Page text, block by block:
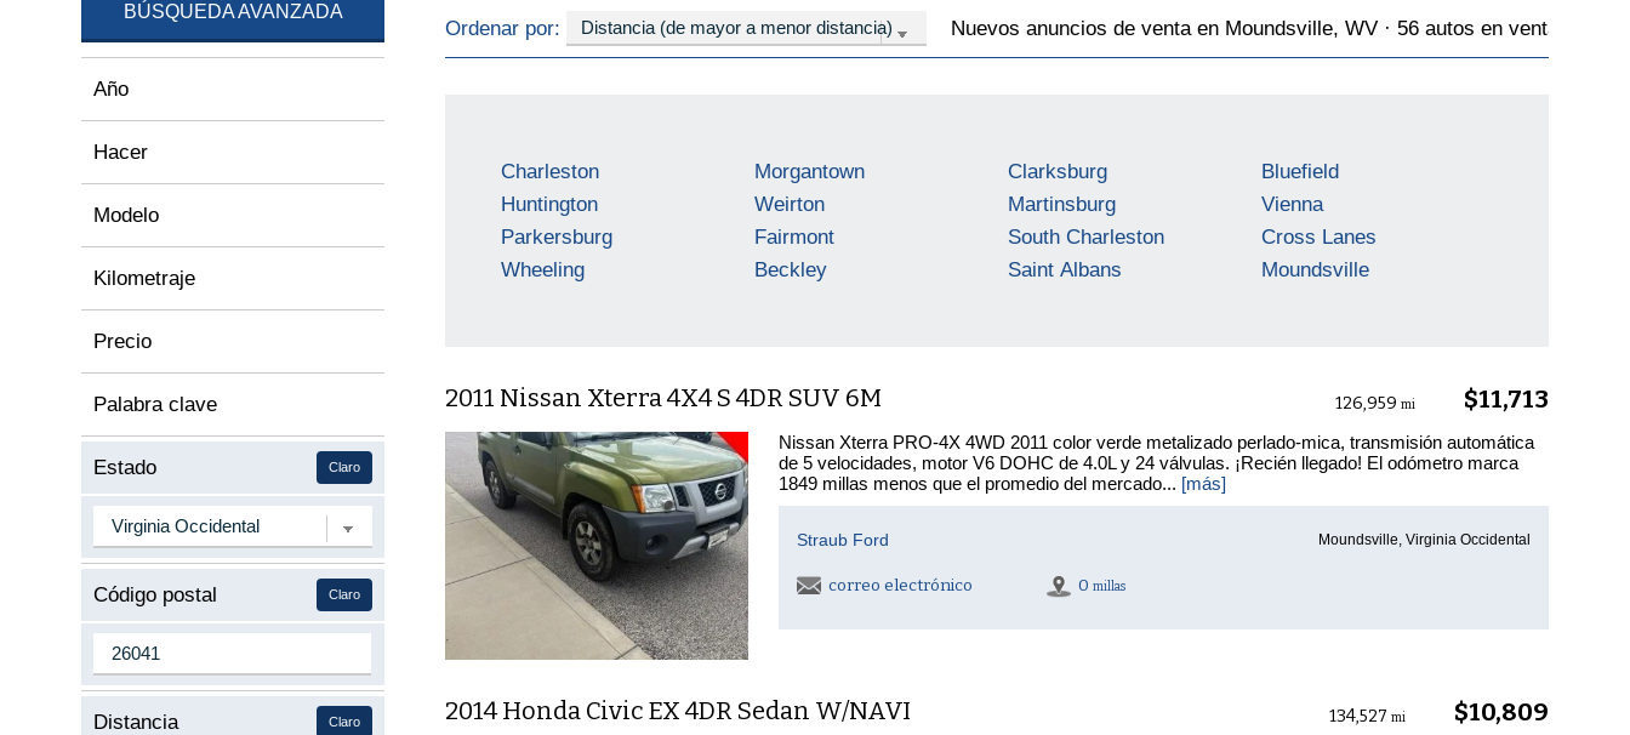
BÚSQUEDA AVANZADA
Año
Hacer
Modelo
Kilometraje
Precio
Palabra clave
Claro
Estado
Claro
Código postal
Claro
Distancia
Ordenar por:
Nuevos anuncios de venta en Moundsville, WV · 56 autos en venta
Charleston
Huntington
Parkersburg
Wheeling
Morgantown
Weirton
Fairmont
Beckley
Clarksburg
Martinsburg
South Charleston
Saint Albans
Bluefield
Vienna
Cross Lanes
Moundsville
2011 Nissan Xterra 4X4 S 4DR SUV 6M $11,713
126,959 mi
Nissan Xterra PRO-4X 4WD 2011 color verde metalizado perlado-mica, transmisión automática
de 5 velocidades, motor V6 DOHC de 4.0L y 24 válvulas. ¡Recién llegado! El odómetro marca
1849 millas menos que el promedio del mercado... [más]
Straub Ford Moundsville, Virginia Occidental
correo electrónico 0 millas
2014 Honda Civic EX 4DR Sedan W/NAVI $10,809
134,527 mi